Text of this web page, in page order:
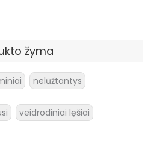
žyma
nelūžtantys
veidrodiniai lęšiai